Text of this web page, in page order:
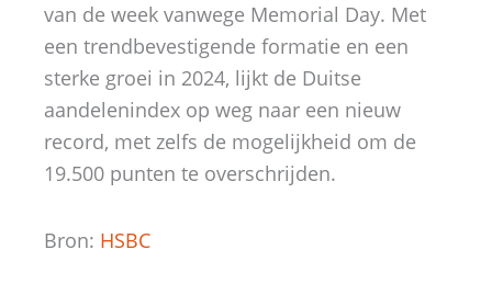
van de week vanwege Memorial Day. Met
een trendbevestigende formatie en een
sterke groei in 2024, lijkt de Duitse
aandelenindex op weg naar een nieuw
record, met zelfs de mogelijkheid om de
19.500 punten te overschrijden.
Bron: HSBC